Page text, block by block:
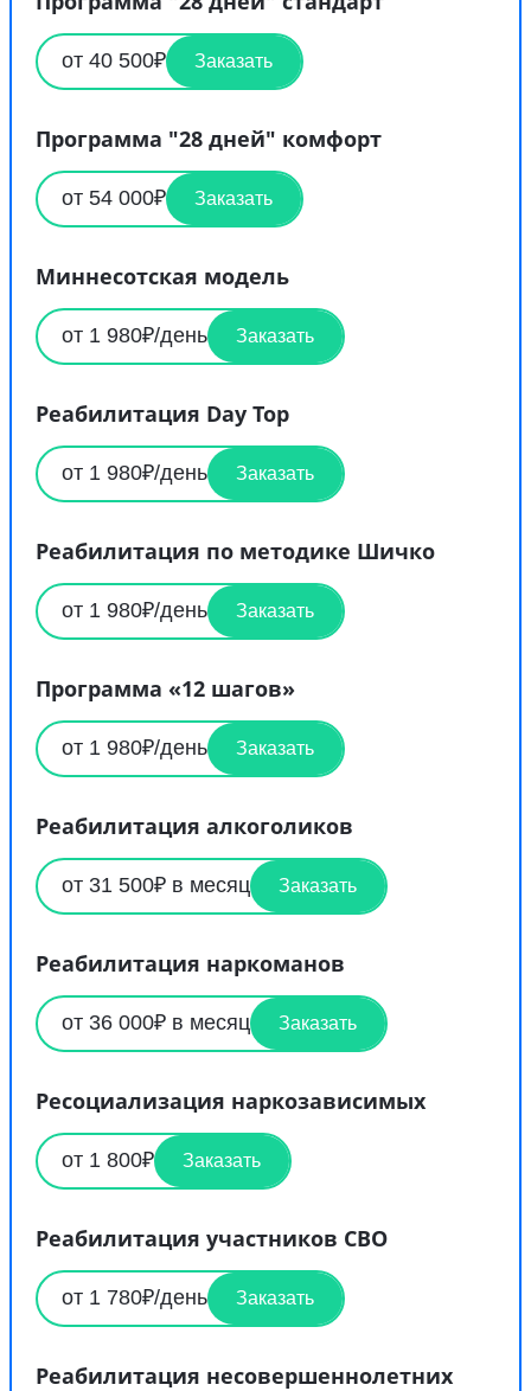
от 40 500₽ Заказать
Программа "28 дней" комфорт
от 54 000₽ Заказать
Миннесотская модель
от 1 980₽/день Заказать
Реабилитация Day Top
от 1 980₽/день Заказать
Реабилитация по методике Шичко
от 1 980₽/день Заказать
Программа «12 шагов»
от 1 980₽/день Заказать
Реабилитация алкоголиков
от 31 500₽ в месяц Заказать
Реабилитация наркоманов
от 36 000₽ в месяц Заказать
Ресоциализация наркозависимых
от 1 800₽ Заказать
Реабилитация участников СВО
от 1 780₽/день Заказать
Реабилитация несовершеннолетних